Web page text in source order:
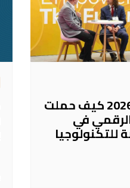
موني 20/20 أوروبا 2026 كيف حملت
في
للتكنولوجيا